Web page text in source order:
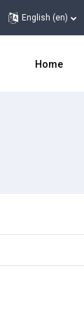
English ‎(en)‎
Home